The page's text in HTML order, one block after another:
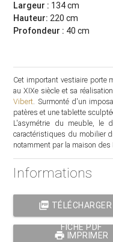
Largeur : 134 cm
Hauteur: 220 cm
Profondeur : 40 cm
Cet important vestiaire porte
au XIXe siècle et sa
Vibert. Surmonté d'un
patères et une tablette
L'asymétrie du meuble, le
caractéristiques du mobilier
notamment par la maison
Informations
picture_as_pdf
FICHE PDF
print IMPRIMER